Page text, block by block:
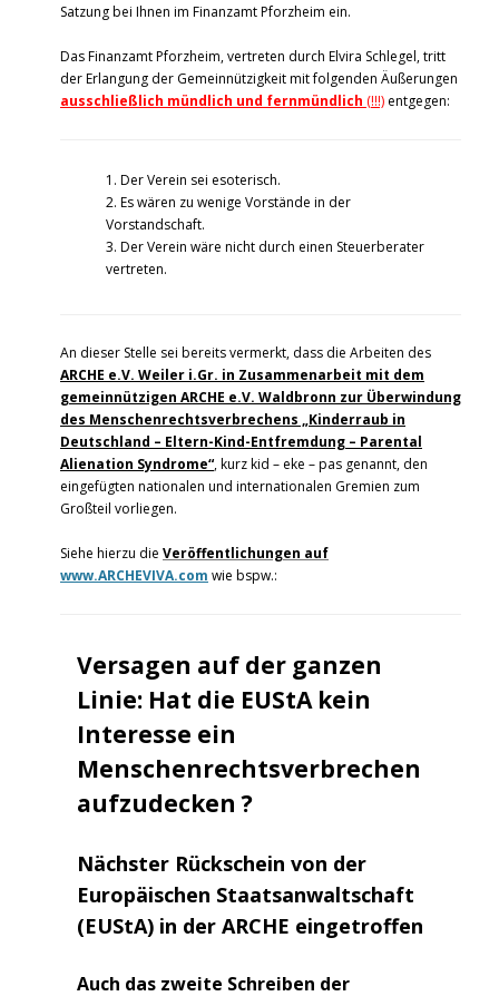
Satzung bei Ihnen im Finanzamt Pforzheim ein.
Das Finanzamt Pforzheim, vertreten durch Elvira Schlegel, tritt
der Erlangung der Gemeinnützigkeit mit folgenden Äußerungen
ausschließlich mündlich und fernmündlich (!!!) entgegen:
1. Der Verein sei esoterisch.
2. Es wären zu wenige Vorstände in der
Vorstandschaft.
3. Der Verein wäre nicht durch einen Steuerberater
vertreten.
An dieser Stelle sei bereits vermerkt, dass die Arbeiten des
ARCHE e.V. Weiler i.Gr. in Zusammenarbeit mit dem
gemeinnützigen ARCHE e.V. Waldbronn zur Überwindung
des Menschenrechtsverbrechens „Kinderraub in
Deutschland – Eltern-Kind-Entfremdung – Parental
Alienation Syndrome“, kurz kid – eke – pas genannt, den
eingefügten nationalen und internationalen Gremien zum
Großteil vorliegen.
Siehe hierzu die Veröffentlichungen auf
www.ARCHEVIVA.com wie bspw.:
Versagen auf der ganzen
Linie: Hat die EUStA kein
Interesse ein
Menschenrechtsverbrechen
aufzudecken ?
Nächster Rückschein von der
Europäischen Staatsanwaltschaft
(EUStA) in der ARCHE eingetroffen
Auch das zweite Schreiben der